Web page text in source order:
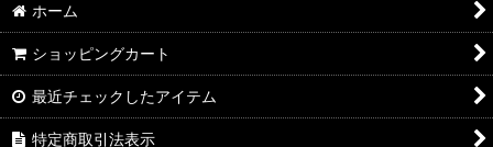
ホーム
ショッピングカート
最近チェックしたアイテム
特定商取引法表示